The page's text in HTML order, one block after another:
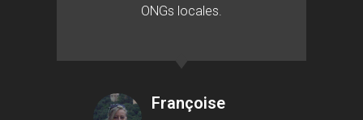
ONGs locales.
Françoise